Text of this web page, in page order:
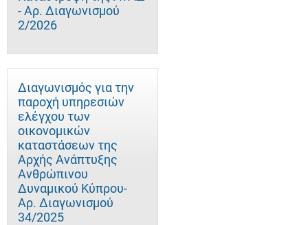
- Αρ. Διαγωνισμού
2/2026
Διαγωνισμός για την
παροχή υπηρεσιών
ελέγχου των
οικονομικών
καταστάσεων της
Αρχής Ανάπτυξης
Ανθρώπινου
Δυναμικού Κύπρου-
Αρ. Διαγωνισμού
34/2025